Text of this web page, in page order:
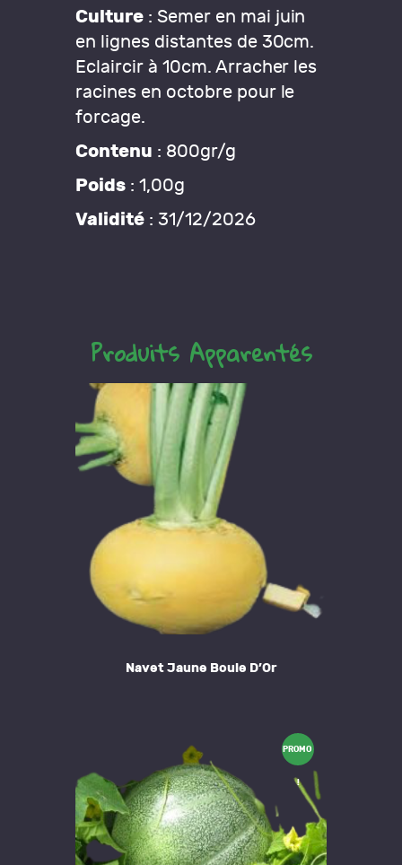
Culture: Semer en mai juin
en lignes distantes de 30cm.
Eclaircir à 10cm. Arracher les
racines en octobre pour le
forcage.
Contenu : 800gr/g
Poids: 1,00g
Validité: 31/12/2026
Produits Apparentés
Navet Jaune Boule D’Or
PROMO
!